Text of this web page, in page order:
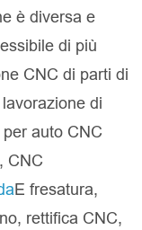
è diversa e
di più
CNC di parti di
di
auto CNC
CNC
E fresatura,
rettifica CNC,